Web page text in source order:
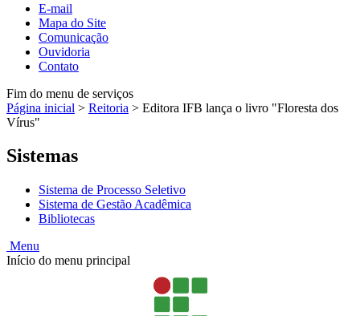
E-mail
Mapa do Site
Comunicação
Ouvidoria
Contato
Fim do menu de serviços
Página inicial > Reitoria > Editora IFB lança o livro "Floresta dos
Vírus"
Sistemas
Sistema de Processo Seletivo
Sistema de Gestão Acadêmica
Bibliotecas
Menu
Início do menu principal